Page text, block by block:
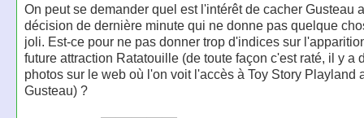
On peut se demander quel est l'intérêt de cacher Gusteau
décision de dernière minute qui ne donne pas quelque
joli. Est-ce pour ne pas donner trop d'indices sur
future attraction Ratatouille (de toute façon c'est raté, il y a
photos sur le web où l'on voit l'accès à Toy Story Playland
Gusteau) ?